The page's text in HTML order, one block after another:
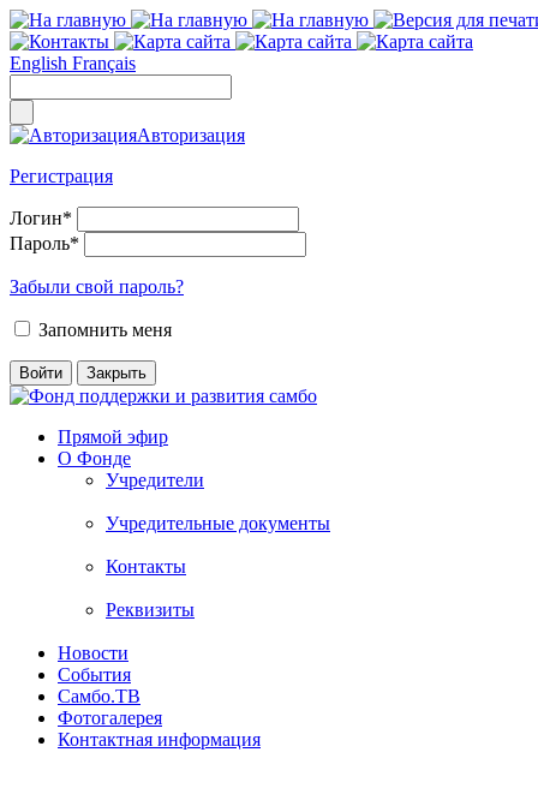
English Français
Авторизация
Регистрация
Логин*
Пароль*
Забыли свой пароль?
Запомнить меня
Прямой эфир
О Фонде
Учредители
Учредительные документы
Контакты
Реквизиты
Новости
События
Самбо.ТВ
Фотогалерея
Контактная информация